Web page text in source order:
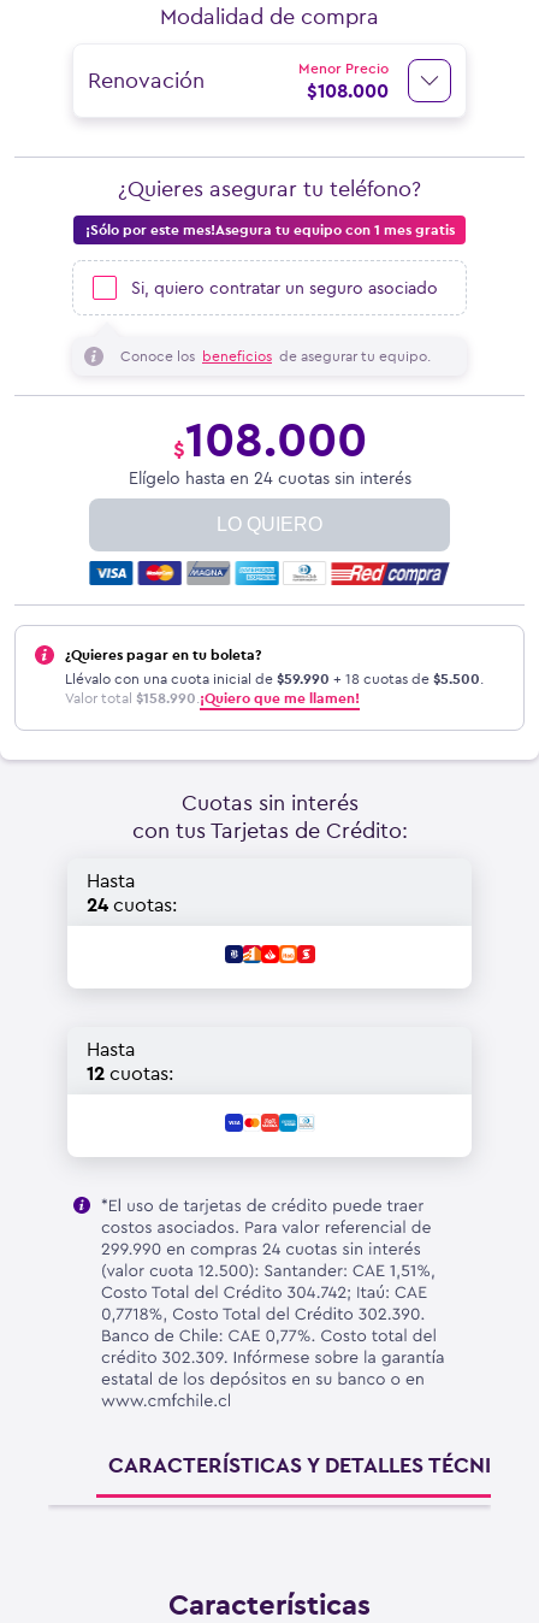
Modalidad de compra
Renovación Menor Precio
$108.000
¡Sólo por este mes!Asegura tu equipo con 1 mes gratis
¿Quieres asegurar tu teléfono?
Si, quiero contratar un seguro asociado
Conoce los beneficios de asegurar tu equipo.
$108.000
Elígelo hasta en 24 cuotas sin interés
LO QUIERO
¿Quieres pagar en tu boleta?
Llévalo con una cuota inicial de $59.990 + 18 cuotas de $5.500
Valor total $158.990 ¡Quiero que me llamen!
Cuotas sin interés
con tus Tarjetas de Crédito:
Hasta
24 cuotas:
Hasta
12 cuotas:
CARACTERÍSTICAS Y DETALLES TÉCNICOS
Características